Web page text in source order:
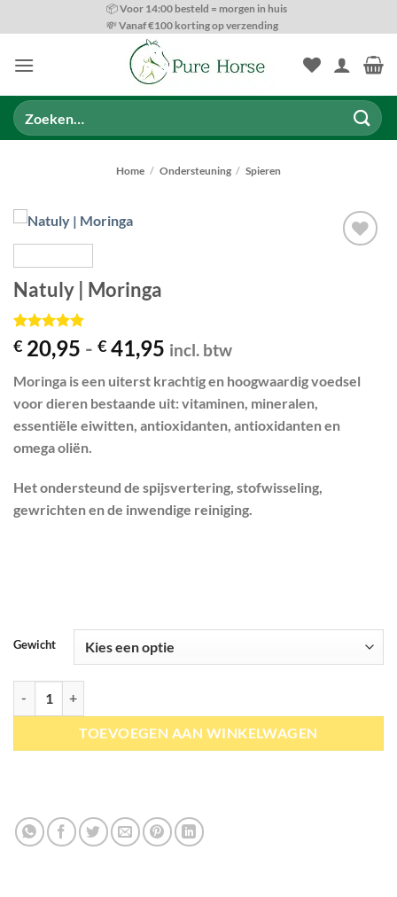
naar
📦 Voor 14:00 besteld = morgen in huis
💸 Vanaf €100 korting op verzending
Zoeken
naar:
Home / Ondersteuning / Spieren
Natuly | Moringa
Gewaardeerd
5op 5
op
2
klant
waarderingen
€ 20,95 - € 41,95 Prijsklasse:
tot
€ 41,95
incl. btw
Moringa is een uiterst krachtig en hoogwaardig voedsel
voor dieren bestaande uit: vitaminen, mineralen,
essentiële eiwitten, antioxidanten, antioxidanten en
omega oliën.
Het ondersteund de spijsvertering, stofwisseling,
gewrichten en de inwendige reiniging.
Gewicht
TOEVOEGEN AAN WINKELWAGEN